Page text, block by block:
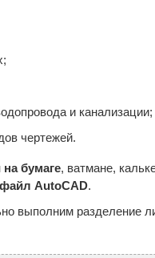
и канализации;
чертежей.
бумаге, ватмане,
файл AutoCAD.
выполним разделение